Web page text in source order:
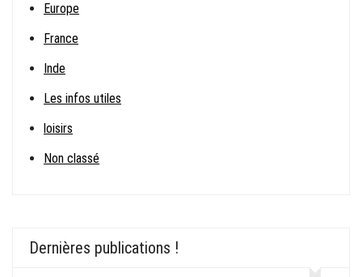
Europe
France
Inde
Les infos utiles
loisirs
Non classé
Dernières publications !